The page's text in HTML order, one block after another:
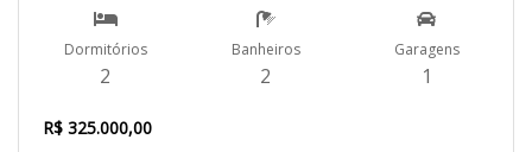
Dormitórios
2
Banheiros
2
Garagens
1
R$ 325.000,00